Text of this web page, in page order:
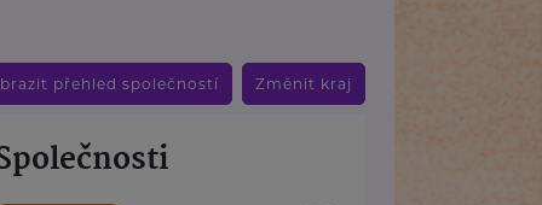
přehled společností Změnit kraj